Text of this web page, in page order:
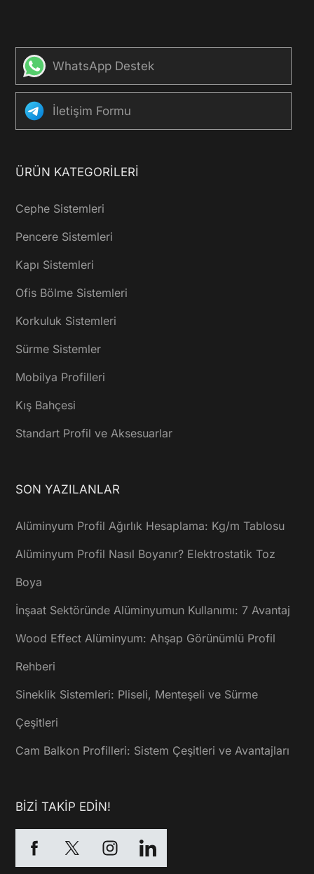
WhatsApp Destek
İletişim Formu
ÜRÜN KATEGORILERI
Cephe Sistemleri
Pencere Sistemleri
Kapı Sistemleri
Ofis Bölme Sistemleri
Korkuluk Sistemleri
Sürme Sistemler
Mobilya Profilleri
Kış Bahçesi
Standart Profil ve Aksesuarlar
SON YAZILANLAR
Alüminyum Profil Ağırlık Hesaplama: Kg/m Tablosu
Alüminyum Profil Nasıl Boyanır? Elektrostatik Toz
Boya
İnşaat Sektöründe Alüminyumun Kullanımı: 7 Avantaj
Wood Effect Alüminyum: Ahşap Görünümlü Profil
Rehberi
Sineklik Sistemleri: Pliseli, Menteşeli ve Sürme
Çeşitleri
Cam Balkon Profilleri: Sistem Çeşitleri ve Avantajları
BİZİ TAKİP EDİN!